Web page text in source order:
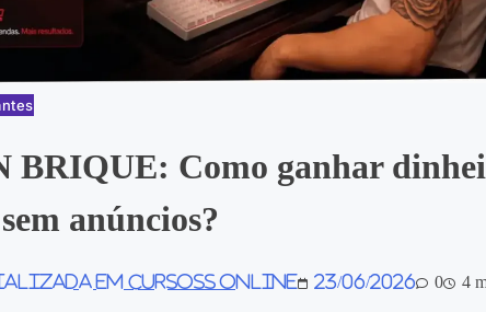
BRIQUE: Como ganhar
anúncios?
em Cursoss Online 23/06/2026 0 4